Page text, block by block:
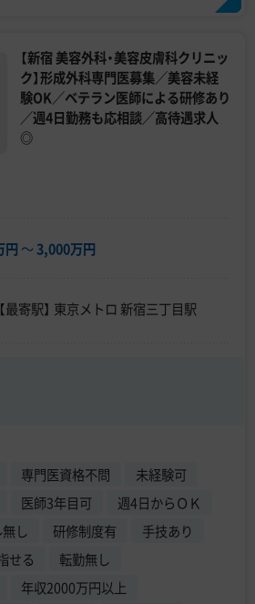
【新宿 美容外科・美容皮膚科クリニッ
ク】形成外科専門医募集／美容未経
験OK／ベテラン医師による研修あり
／週4日勤務も応相談／高待遇求人
◎
円 〜3,000万円
最寄駅】 東京メトロ 新宿三丁目駅
専門医資格不問
未経験可
医師3年目可
週4日からＯＫ
し
研修制度有
手技あり
せる
転勤無し
年収2000万円以上